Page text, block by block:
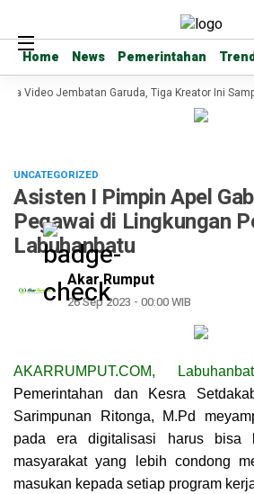
Home News Pemerintahan
Home News Pemerintahan
Video Jembatan Garuda, Tiga Kreator Ini
UNCATEGORIZED
Asisten I Pimpin Apel
Pegawai di Lingkungan
Labuhanbatu
Akar Rumput
26 Sep 2023 - 00:00 WIB
AKARRUMPUT.COM,
Pemerintahan dan Kesra
Sarimpunan Ritonga, M.Pd
pada era digitalisasi harus bisa
masyarakat yang lebih condong
masukan kepada setiap program